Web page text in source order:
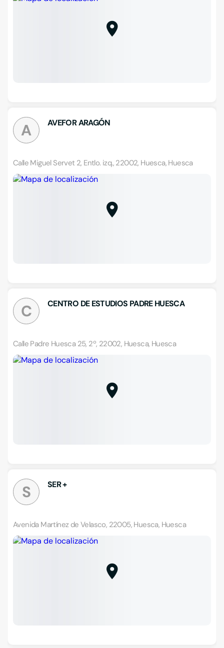
A AVEFOR ARAGÓN
Calle Miguel Servet 2, Entlo. izq., 22002, Huesca, Huesca
C CENTRO DE ESTUDIOS PADRE HUESCA
Calle Padre Huesca 25, 2º, 22002, Huesca, Huesca
S SER +
Avenida Martínez de Velasco, 22005, Huesca, Huesca